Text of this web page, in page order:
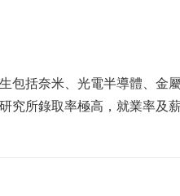
括奈米、光電半導體、金
所錄取率極高，就業率及